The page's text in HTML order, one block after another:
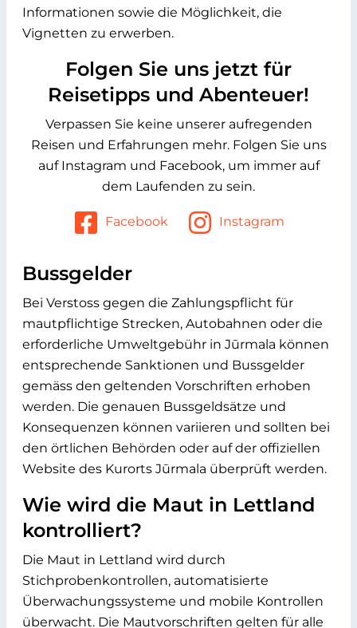
Informationen sowie die Möglichkeit, die
Vignetten zu erwerben.
Folgen Sie uns jetzt für
Reisetipps und Abenteuer!
Verpassen Sie keine unserer aufregenden
Reisen und Erfahrungen mehr. Folgen Sie uns
auf Instagram und Facebook, um immer auf
dem Laufenden zu sein.
Facebook Instagram
Bussgelder
Bei Verstoss gegen die Zahlungspflicht für
mautpflichtige Strecken, Autobahnen oder die
erforderliche Umweltgebühr in Jūrmala können
entsprechende Sanktionen und Bussgelder
gemäss den geltenden Vorschriften erhoben
werden. Die genauen Bussgeldsätze und
Konsequenzen können variieren und sollten bei
den örtlichen Behörden oder auf der offiziellen
Website des Kurorts Jūrmala überprüft werden.
Wie wird die Maut in Lettland
kontrolliert?
Die Maut in Lettland wird durch
Stichprobenkontrollen, automatisierte
Überwachungssysteme und mobile Kontrollen
überwacht. Die Mautvorschriften gelten für alle